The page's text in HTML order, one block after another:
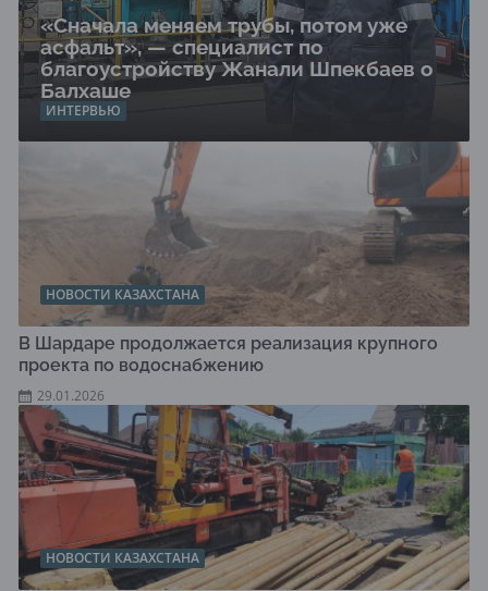
«Сначала меняем трубы, потом уже
асфальт», — специалист по
благоустройству Жанали Шпекбаев о
Балхаше
ИНТЕРВЬЮ
НОВОСТИ КАЗАХСТАНА
В Шардаре продолжается реализация крупного
проекта по водоснабжению
29.01.2026
НОВОСТИ КАЗАХСТАНА